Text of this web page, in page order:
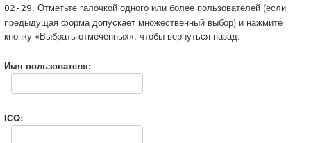
02-29. Отметьте галочкой одного или более пользователей (если
предыдущая форма допускает множественный выбор) и нажмите
кнопку «Выбрать отмеченных», чтобы вернуться назад.
Имя пользователя:
ICQ: